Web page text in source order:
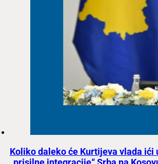
Koliko daleko će Kurtijeva vlada ići